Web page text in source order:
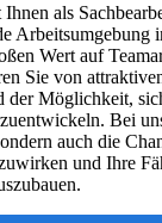
als
Arbeitsumgebung
Wert auf
Sie von
der Möglichkeit,
Bei
auch die
und Ihre